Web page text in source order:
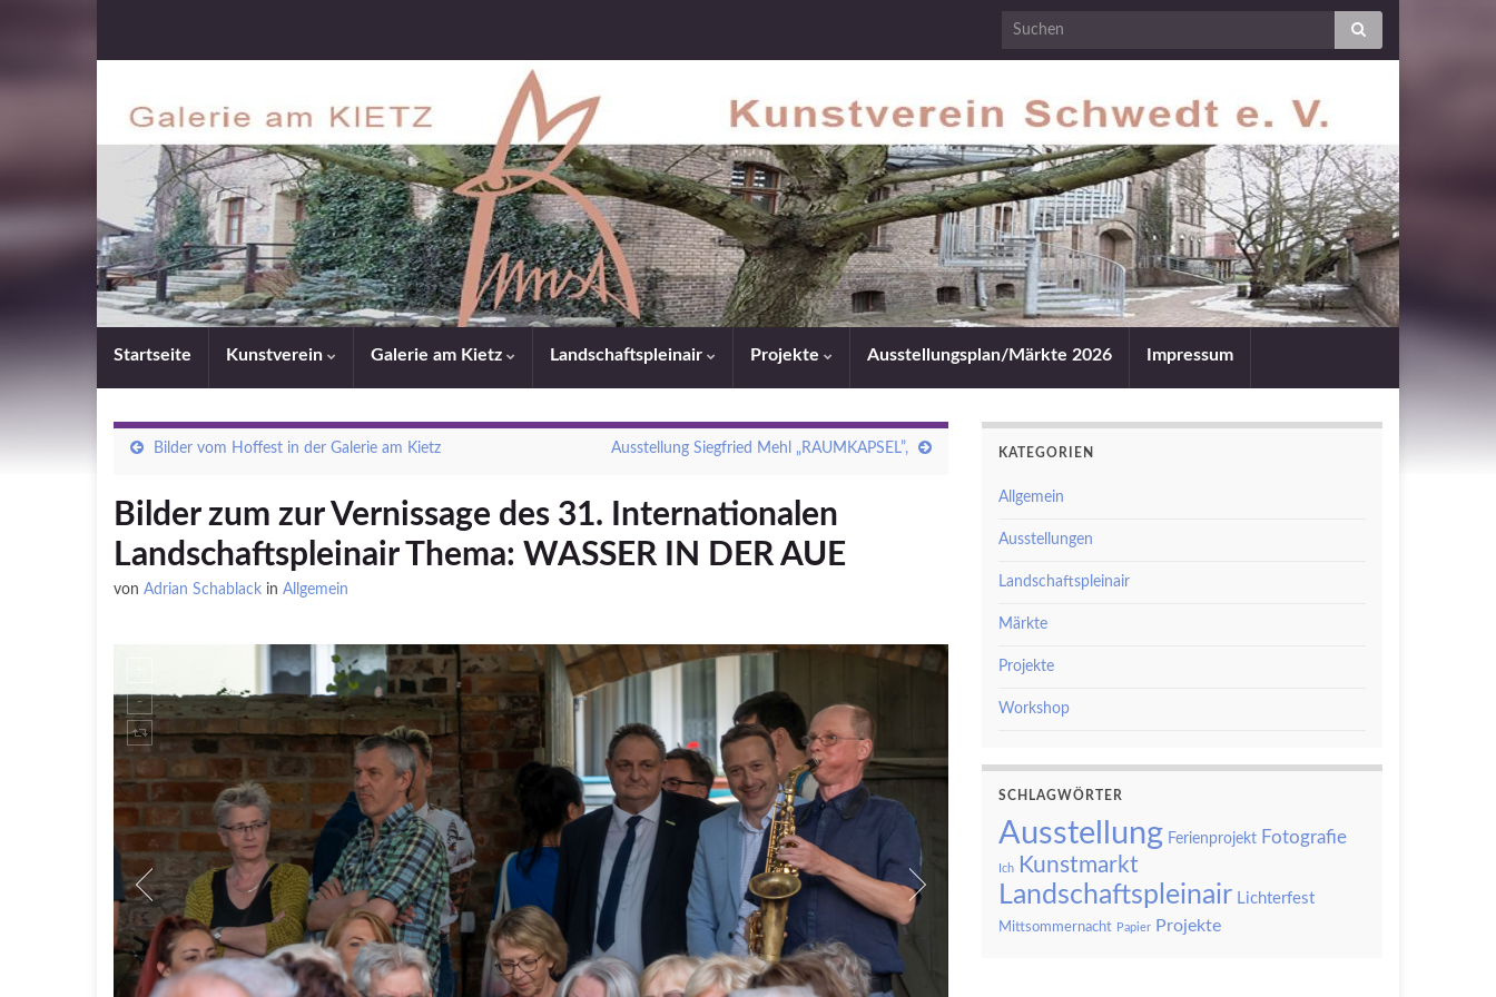
Startseite Kunstverein Galerie am Kietz Landschaftspleinair Projekte Ausstellungsplan/Märkte 2026 Impressum
Bilder vom Hoffest in der Galerie am Kietz Ausstellung Siegfried Mehl „RAUMKAPSEL”,
Bilder zum zur Vernissage des 31. Internationalen
Landschaftspleinair Thema: WASSER IN DER AUE
von Adrian Schablack in Allgemein
KATEGORIEN
Allgemein
Ausstellungen
Landschaftspleinair
Märkte
Projekte
Workshop
SCHLAGWÖRTER
Ausstellung Ferienprojekt Fotografie
Ich Kunstmarkt
Landschaftspleinair Lichterfest
Mittsommernacht Papier Projekte